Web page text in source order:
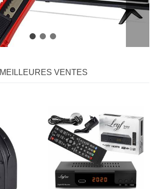
MEILLEURES VENTES